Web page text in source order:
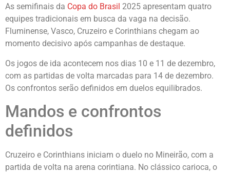
As semifinais da Copa do Brasil 2025 apresentam quatro
equipes tradicionais em busca da vaga na decisão.
Fluminense, Vasco, Cruzeiro e Corinthians chegam ao
momento decisivo após campanhas de destaque.
Os jogos de ida acontecem nos dias 10 e 11 de dezembro,
com as partidas de volta marcadas para 14 de dezembro.
Os confrontos serão definidos em duelos equilibrados.
Mandos e confrontos
definidos
Cruzeiro e Corinthians iniciam o duelo no Mineirão, com a
partida de volta na arena corintiana. No clássico carioca, o